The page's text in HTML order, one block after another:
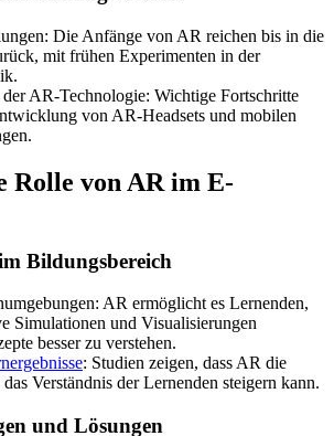
Die Anfänge von AR reichen bis in die
mit frühen Experimenten in der
AR-Technologie: Wichtige Fortschritte
von AR-Headsets und mobilen
Rolle von AR im E-
Bildungsbereich
AR ermöglicht es Lernenden,
Simulationen und Visualisierungen
besser zu verstehen.
: Studien zeigen, dass AR die
Verständnis der Lernenden steigern kann.
und Lösungen